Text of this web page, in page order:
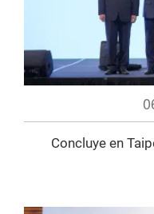
Concluye en